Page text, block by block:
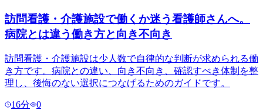
訪問看護・介護施設で働くか迷う看護師さんへ。
病院とは違う働き方と向き不向き
訪問看護・介護施設は少人数で自律的な判断が求められる働
き方です。病院との違い、向き不向き、確認すべき体制を整
理し、後悔のない選択につなげるためのガイドです。
16分
0